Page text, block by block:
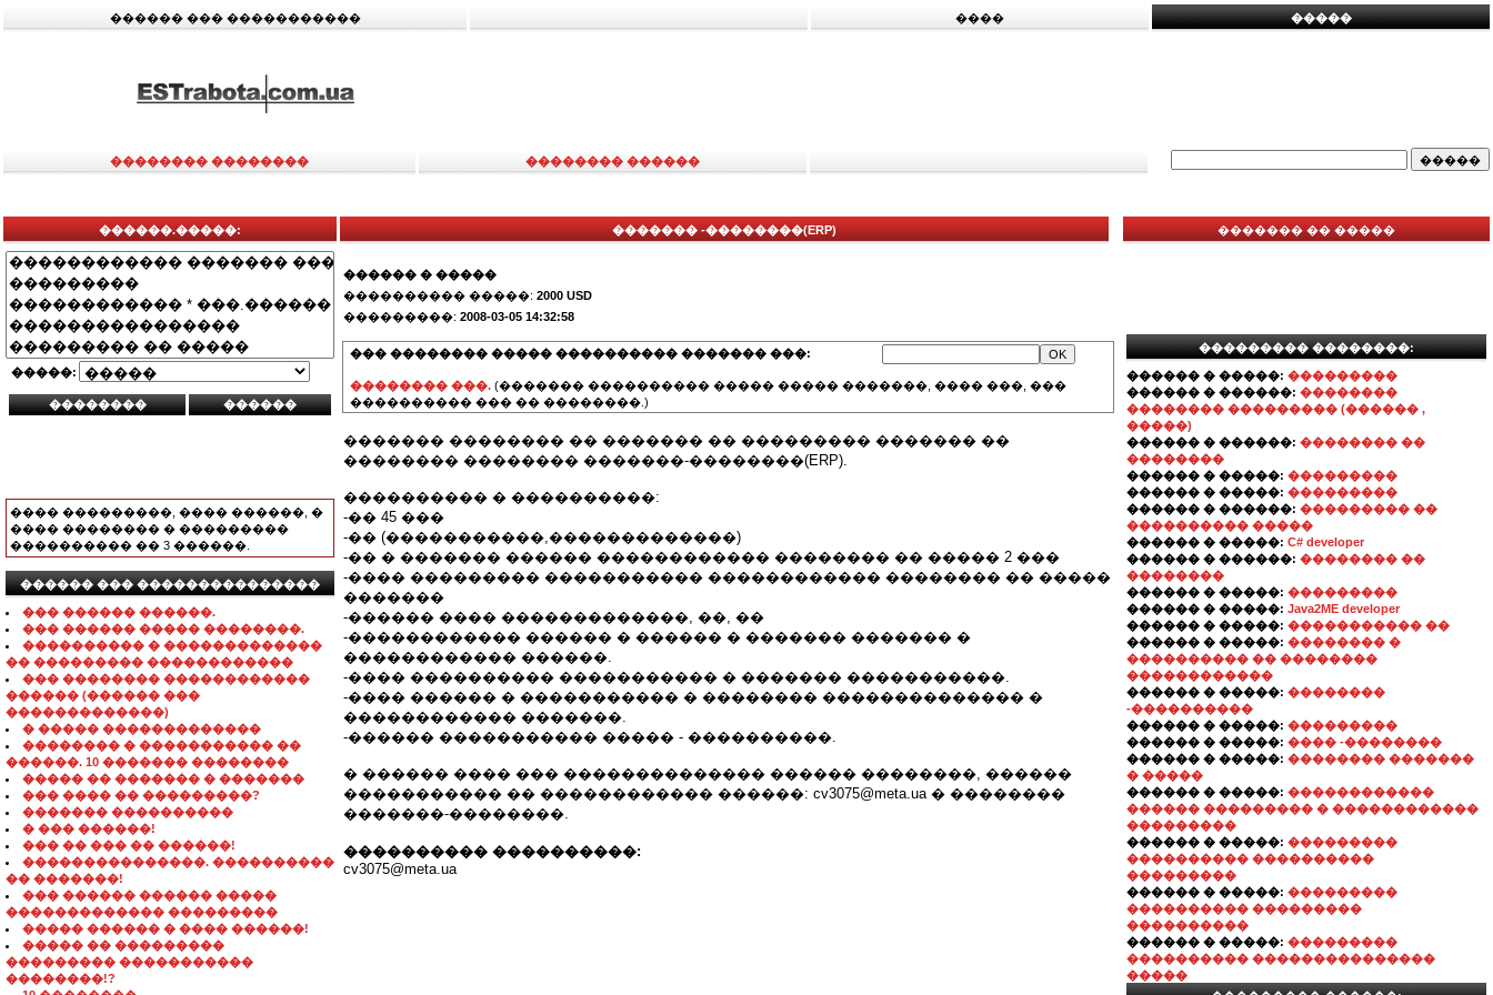
������ ��� ����������� ���� �����
�������� �������� �������� ������
������.�����:
�����:
���� ���������, ���� ������, �
���� �������� � ���������
���������� �� 3 ������.
������ ��� ���������������
��� ������ ������.
��� ������ ����� ��������.
���������� � �������������
�� ��������� ������������
��� �������� ������������
������ (������ ���
�������������)
� ����� �������������
�������� � ����������� ��
������. 10 ������� ��������
����� �� ������� � �������
��� ���� �� ���������?
������� ����������
� ��� ������!
��� �� ��� �� ������!
���������������. ����������
�� �������!
��� ������ ������ �����
������������� ���������
����� ������ � ���� ������!
����� �� ���������
��������� �����������
��������!?
������� -��������(ERP)
������ � �����
���������� �����: 2000 USD
���������: 2008-03-05 14:32:58
��� �������� ����� ���������� ������� ���:
�������� ���. (������� ���������� ����� ����� �������, ���� ���, ���
���������� ��� �� ��������.)
������� �������� �� ������� �� ��������� ������� ��
�������� �������� �������-��������(ERP).
���������� � ����������:
-�� 45 ���
-�� (�����������,�������������)
-�� � ������� ������ ������������ �������� �� ����� 2 ���
-���� ��������� ����������� ������������ �������� �� �����
�������
-������ ���� �������������, ��, ��
-������������ ������ � ������ � ������� ������� �
������������ ������.
-���� ���������� ����������� � ������� �����������.
-���� ������ � ����������� � �������� �������������� �
������������ �������.
-������ ����������� ����� - ����������.
� ������ ���� ��� �������������� ������ ��������, ������
����������� �� ������������ ������: cv3075@meta.ua � ��������
�������-��������.
���������� ����������:
cv3075@meta.ua
������� �� �����
��������� ��������:
������ � �����: ���������
������ � ������: ��������
�������� ��������� (������ ,
�����)
������ � ������: �������� ��
��������
������ � �����: ���������
������ � �����: ���������
������ � ������: ��������� ��
���������� �����
������ � �����: C# developer
������ � ������: �������� ��
��������
������ � �����: ���������
������ � �����: Java2ME developer
������ � �����: ����������� ��
������ � �����: �������� �
���������� �� ��������
������������
������ � �����: ��������
-����������
������ � �����: ���������
������ � �����: ���� -��������
������ � �����: �������� �������
� �����
������ � �����: ������������
������ ��������� � ������������
���������
������ � �����: ���������
���������� ����������
���������
������ � �����: ���������
���������� ���������
����������
������ � �����: ���������
���������� ���������������
�����